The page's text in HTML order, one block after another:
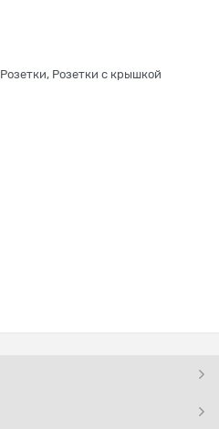
Розетки, Розетки с крышкой